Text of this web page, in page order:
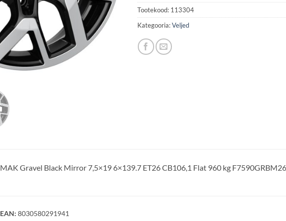
Tootekood: 113304
Kategooria:Veljed
MAK Gravel Black Mirror 7,5×19 6×139.7 ET26 CB106,1 Flat 960 kg
EAN: 8030580291941